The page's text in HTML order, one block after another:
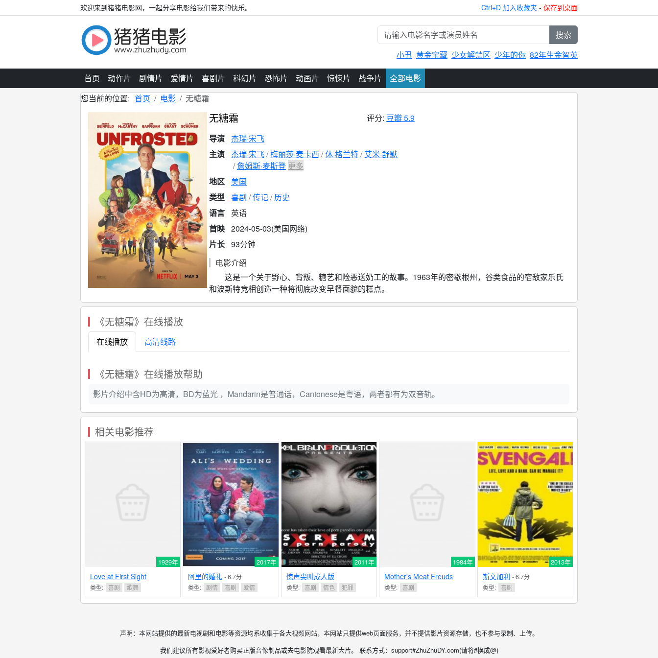
欢迎来到猪猪电影网，一起分享电影给我们带来的快乐。 Ctrl+D 加入收藏夹 - 保存到桌面
搜索
小丑 黄金宝藏 少女解禁区 少年的你 82年生金智英
首页 动作片 剧情片 爱情片 喜剧片 科幻片 恐怖片 动画片 惊悚片 战争片
全部电影
您当前的位置: 首页 电影 无糖霜
无糖霜 评分: 豆瓣 5.9
导演
杰瑞·宋飞
主演
杰瑞·宋飞 梅丽莎·麦卡西 休·格兰特 艾米·舒默
詹姆斯·麦斯登 更多
地区 美国
类型 喜剧 传记 历史
语言
英语
首映 2024-05-03(美国网络)
片长 93分钟
电影介绍
这是一个关于野心、背叛、糖艺和险恶送奶工的故事。1963年的密歇根州，谷类食品的宿敌家乐氏
和波斯特竞相创造一种将彻底改变早餐面貌的糕点。
《无糖霜》在线播放
在线播放 高清线路
《无糖霜》在线播放帮助
影片介绍中含HD为高清，BD为蓝光 ，Mandarin是普通话，Cantonese是粤语，两者都有为双音轨。
相关电影推荐
1929年
Love at First Sight
类型: 喜剧 歌舞
2017年
阿里的婚礼 - 6.7分
类型:
剧情 喜剧 爱情
2011年
惊声尖叫成人版
类型: 喜剧 情色 犯罪
1984年
Mother's Meat Freuds
Flesh
类型: 喜剧
2013年
斯文加利 - 6.7分
类型:
喜剧
声明：本网站提供的最新电视剧和电影等资源均系收集于各大视频网站，本网站只提供web页面服务，并不提供影片资源存储，也不参与录制、上传。
我们建议所有影视爱好者购买正版音像制品或去电影院观看最新大片。 联系方式：support#ZhuZhuDY.com(请将#换成@)